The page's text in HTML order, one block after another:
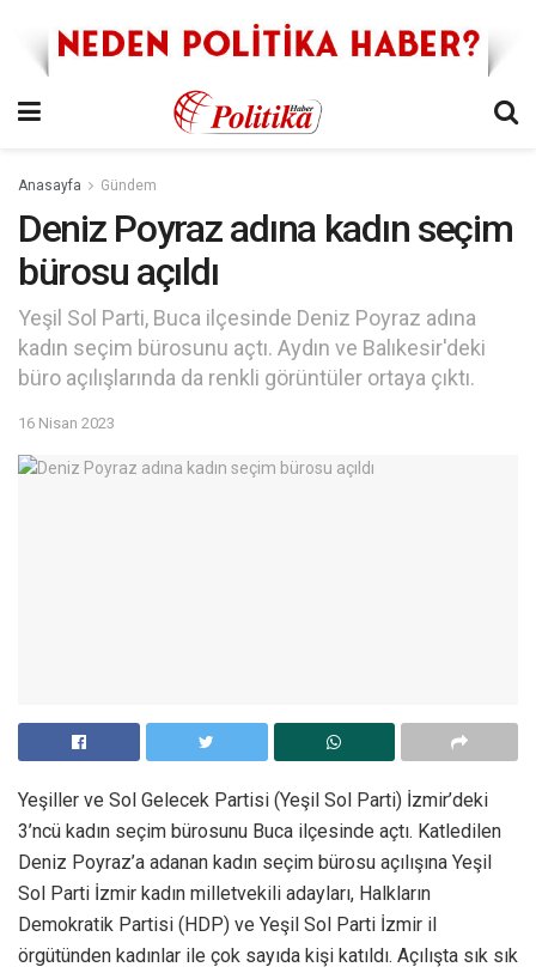
Anasayfa Gündem
Deniz Poyraz adına kadın seçim
bürosu açıldı
Yeşil Sol Parti, Buca ilçesinde Deniz Poyraz adına
kadın seçim bürosunu açtı. Aydın ve Balıkesir'deki
büro açılışlarında da renkli görüntüler ortaya çıktı.
16 Nisan 2023
Yeşiller ve Sol Gelecek Partisi (Yeşil Sol Parti) İzmir’deki
3’ncü kadın seçim bürosunu Buca ilçesinde açtı. Katledilen
Deniz Poyraz’a adanan kadın seçim bürosu açılışına Yeşil
Sol Parti İzmir kadın milletvekili adayları, Halkların
Demokratik Partisi (HDP) ve Yeşil Sol Parti İzmir il
örgütünden kadınlar ile çok sayıda kişi katıldı. Açılışta sık sık